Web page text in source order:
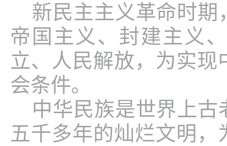
新民主主义革命时
帝国主义、封建主义
立、人民解放，为实
会条件。
中华民族是世界上
五千多年的灿烂文明